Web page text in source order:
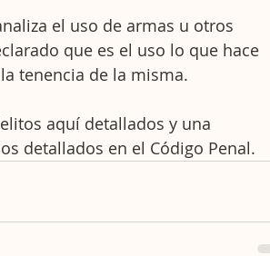
el uso de armas u otros
que es el uso lo que hace
tenencia de la misma.
aquí detallados y una
detallados en el Código Penal.